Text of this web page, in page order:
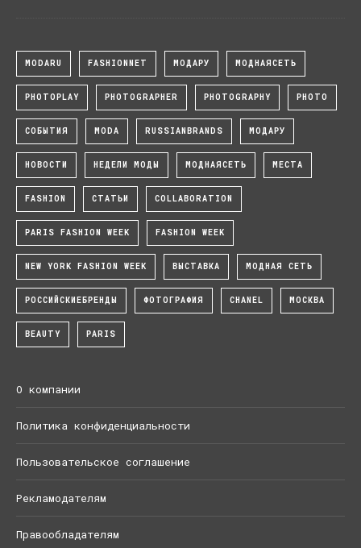
MODARU FASHIONNET МОДАРУ МОДНАЯСЕТЬ
PHOTOPLAY PHOTOGRAPHER PHOTOGRAPHY PHOTO
СОБЫТИЯ MODA RUSSIANBRANDS МОДАРУ
НОВОСТИ НЕДЕЛИ МОДЫ МОДНАЯСЕТЬ МЕСТА
FASHION СТАТЬИ COLLABORATION
PARIS FASHION WEEK FASHION WEEK
NEW YORK FASHION WEEK ВЫСТАВКА МОДНАЯ СЕТЬ
РОССИЙСКИЕБРЕНДЫ ФОТОГРАФИЯ CHANEL МОСКВА
BEAUTY PARIS
О компании
Политика конфиденциальности
Пользовательское соглашение
Рекламодателям
Правообладателям